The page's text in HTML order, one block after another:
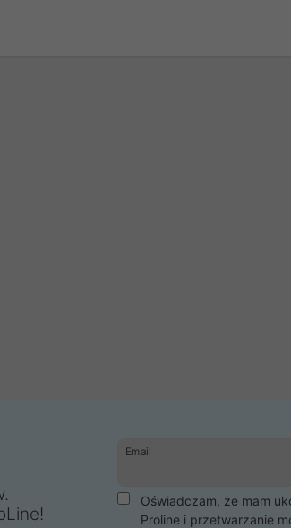
Email
Oświadczam, że mam
Proline i przetwarzanie